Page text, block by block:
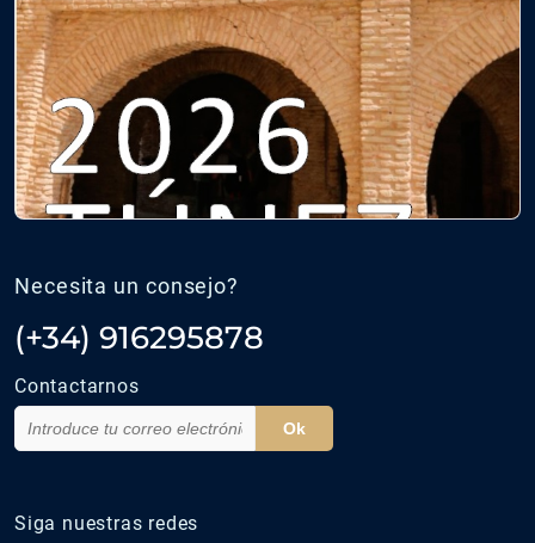
Necesita un consejo?
(+34) 916295878
Contactarnos
Ok
Siga nuestras redes